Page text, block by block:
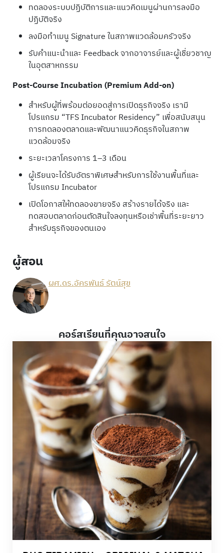
ทดลองระบบปฏิบัติการและแนวคิดเมนูผ่านการลงมือ
ปฏิบัติจริง
ลงมือทำเมนู Signature ในสภาพแวดล้อมครัวจริง
รับคำแนะนำและ Feedback จากอาจารย์และผู้เชี่ยวชาญ
ในอุตสาหกรรม
Post-Course Incubation (Premium Add-on)
สำหรับผู้ที่พร้อมต่อยอดสู่การเปิดธุรกิจจริง เรามี
โปรแกรม “TFS Incubator Residency” เพื่อสนับสนุน
การทดลองตลาดและพัฒนาแนวคิดธุรกิจในสภาพ
แวดล้อมจริง
ระยะเวลาโครงการ 1–3 เดือน
ผู้เรียนจะได้รับอัตราพิเศษสำหรับการใช้งานพื้นที่และ
โปรแกรม Incubator
เปิดโอกาสให้ทดลองขายจริง สร้างรายได้จริง และ
ทดสอบตลาดก่อนตัดสินใจลงทุนหรือเช่าพื้นที่ระยะยาว
สำหรับธุรกิจของตนเอง
ผู้สอน
ผศ.ดร.อัครพันธ์ รัตน์สุข
คอร์สเรียนที่คุณอาจสนใจ